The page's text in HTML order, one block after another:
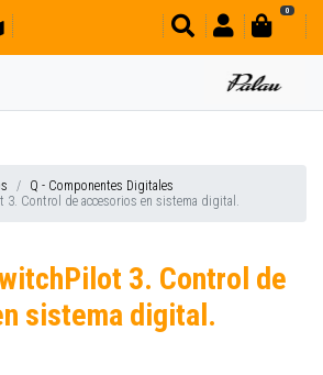
0
Q - Componentes Digitales
3. Control de accesorios en sistema digital.
3. Control de
sistema digital.